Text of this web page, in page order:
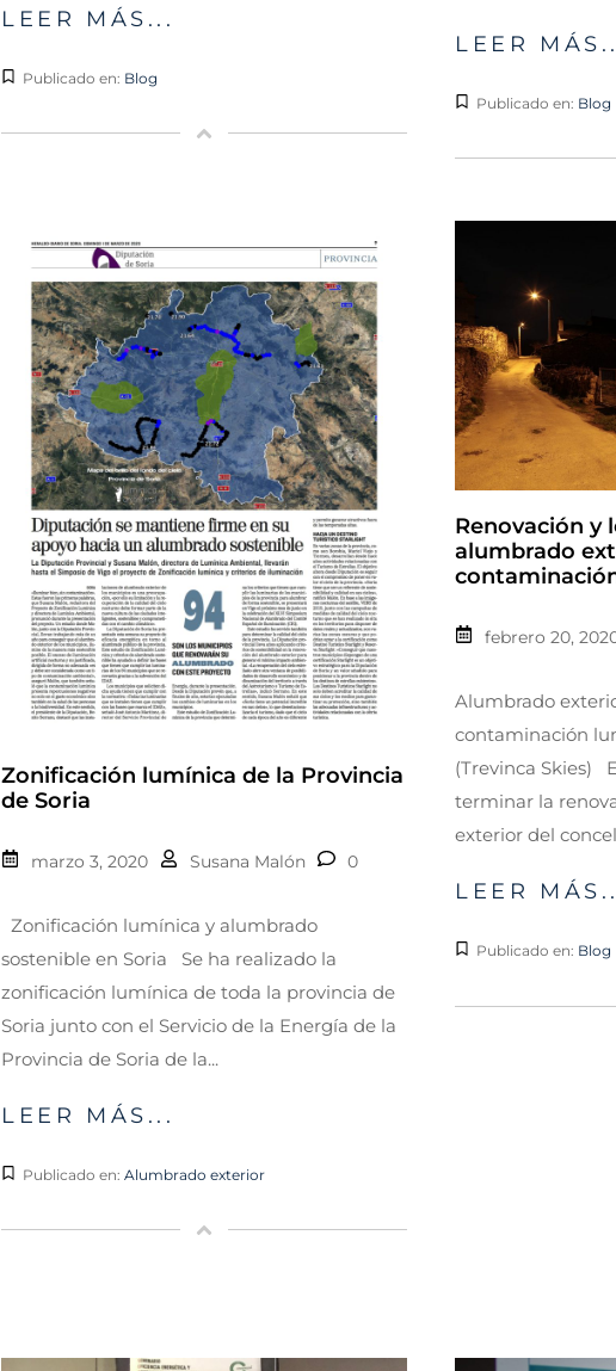
LEER MÁS...
Publicado en: Blog
LEER
Publicado en: Blog
Zonificación lumínica de la Provincia
de Soria
marzo 3, 2020 Susana Malón 0
Zonificación lumínica y alumbrado
sostenible en Soria Se ha realizado la
zonificación lumínica de toda la provincia de
Soria junto con el Servicio de la Energía de la
Provincia de Soria de la...
LEER MÁS...
Publicado en: Alumbrado exterior
Renovación y
alumbrado
febrero 20,
Alumbrado
contaminación
(Trevinca Skies)
terminar la
exterior del
LEER
Publicado en: Blog